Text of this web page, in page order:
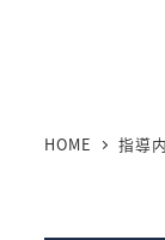
HOME 指導